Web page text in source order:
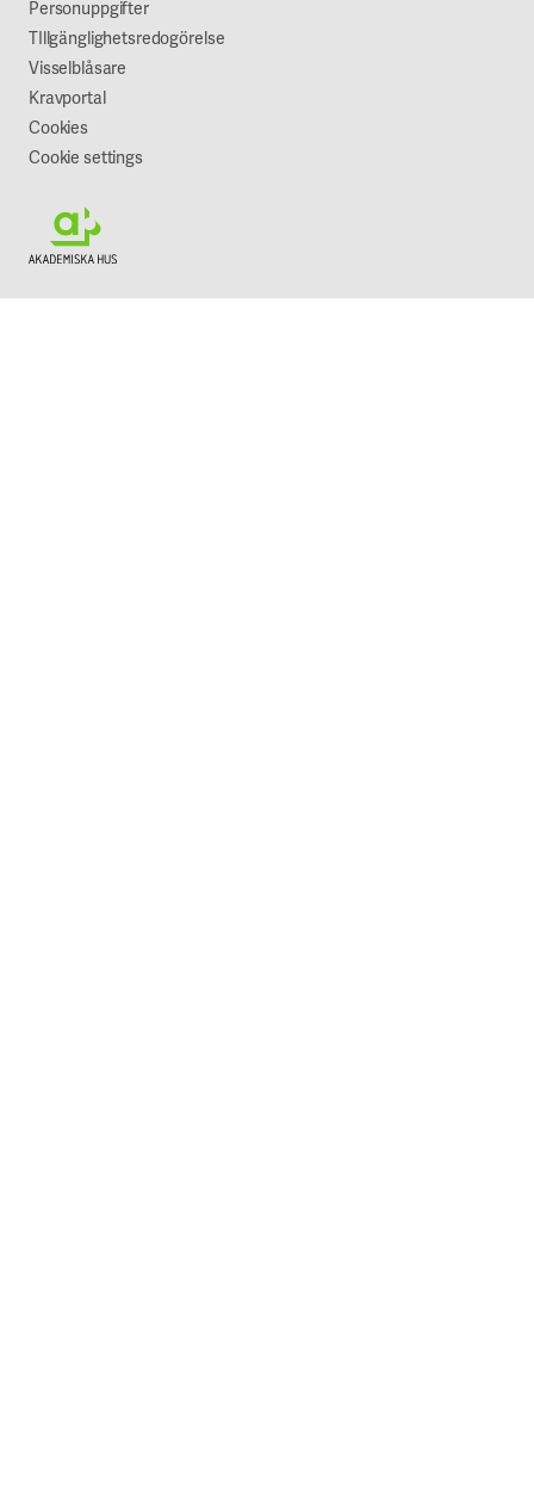
Personuppgifter
TIllgänglighetsredogörelse
Visselblåsare
Kravportal
Cookies
Cookie settings